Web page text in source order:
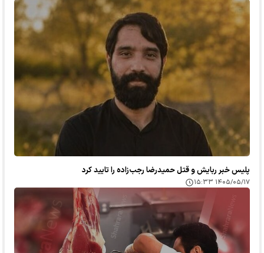
پلیس خبر ربایش و قتل حمیدرضا رجب‌زاده را تایید کرد
۱۴۰۵/۰۵/۱۷ ۱۵:۳۳